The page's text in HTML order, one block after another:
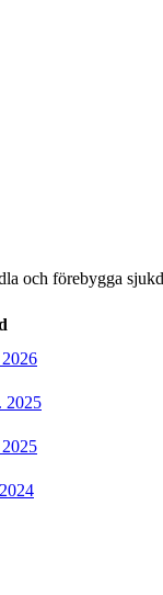
och förebygga
2025